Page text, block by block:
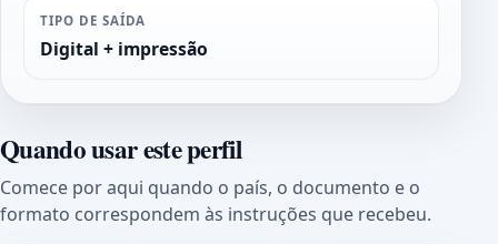
TIPO DE SAÍDA
Digital + impressão
Quando usar este perfil
Comece por aqui quando o país, o documento e o
formato correspondem às instruções que recebeu.